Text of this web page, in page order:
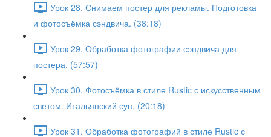
Урок 28. Снимаем постер для рекламы. Подготовка
и фотосъёмка сэндвича. (38:18)
Урок 29. Обработка фотографии сэндвича для
постера. (57:57)
Урок 30. Фотосъёмка в стиле Rustic с искусственным
светом. Итальянский суп. (20:18)
Урок 31. Обработка фотографий в стиле Rustic с